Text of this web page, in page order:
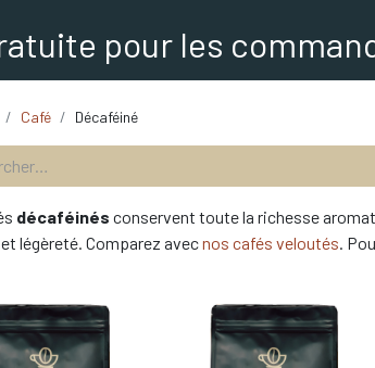
pour les
Café Décaféiné
décaféinés conservent toute la richesse
légèreté. Comparez avecnos cafés veloutés.